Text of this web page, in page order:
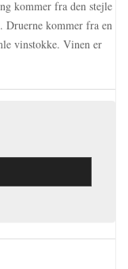
kommer fra den stejle
Druerne kommer fra en
vinstokke. Vinen er